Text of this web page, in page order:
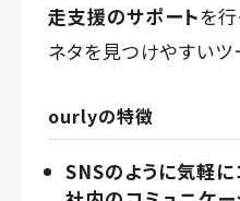
走支援のサポートを
ネタを見つけやすいツ
ourlyの特徴
SNSのように気軽に